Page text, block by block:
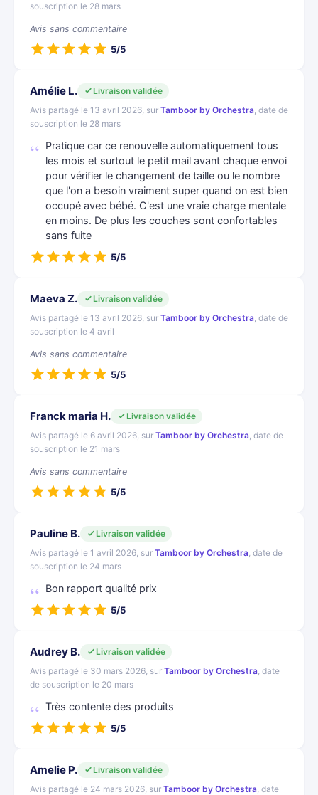
souscription le 28 mars
Avis sans commentaire
5/5
Amélie L.
Livraison validée
Avis partagé le 13 avril 2026, sur Tamboor by Orchestra, date de
souscription le 28 mars
Pratique car ce renouvelle automatiquement tous
les mois et surtout le petit mail avant chaque envoi
pour vérifier le changement de taille ou le nombre
que l'on a besoin vraiment super quand on est bien
occupé avec bébé. C'est une vraie charge mentale
en moins. De plus les couches sont confortables
sans fuite
5/5
Maeva Z.
Livraison validée
Avis partagé le 13 avril 2026, sur Tamboor by Orchestra, date de
souscription le 4 avril
Avis sans commentaire
5/5
Franck maria H.
Livraison validée
Avis partagé le 6 avril 2026, sur Tamboor by Orchestra, date de
souscription le 21 mars
Avis sans commentaire
5/5
Pauline B.
Livraison validée
Avis partagé le 1 avril 2026, sur Tamboor by Orchestra, date de
souscription le 24 mars
Bon rapport qualité prix
5/5
Audrey B.
Livraison validée
Avis partagé le 30 mars 2026, sur Tamboor by Orchestra, date
de souscription le 20 mars
Très contente des produits
5/5
Amelie P.
Livraison validée
Avis partagé le 24 mars 2026, sur Tamboor by Orchestra, date